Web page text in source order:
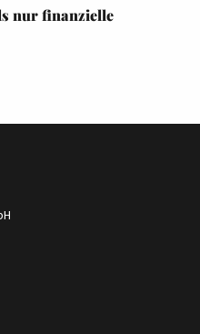
nur finanzielle